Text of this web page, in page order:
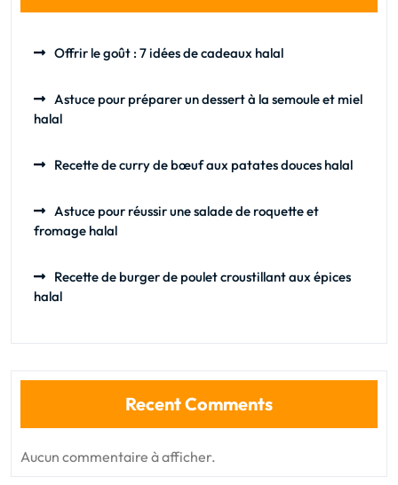
Offrir le goût : 7 idées de cadeaux halal
Astuce pour préparer un dessert à la semoule et miel
halal
Recette de curry de bœuf aux patates douces halal
Astuce pour réussir une salade de roquette et
fromage halal
Recette de burger de poulet croustillant aux épices
halal
Recent Comments
Aucun commentaire à afficher.